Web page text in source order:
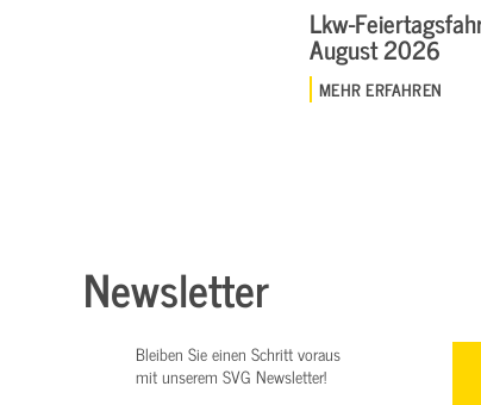
Lkw-
August 2026
MEHR ERFAHREN
Newsletter
Bleiben Sie einen Schritt voraus
mit unserem SVG Newsletter!